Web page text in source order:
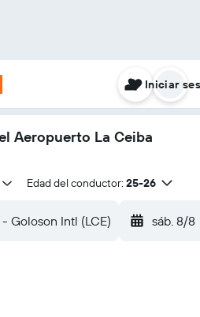
Iniciar
Aeropuerto La Ceiba
Edad del conductor: 25-26
Goloson Intl (LCE) sáb. 8/8